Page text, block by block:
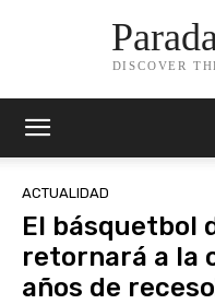
DISCOVER
ACTUALIDAD
El básquetbol
retornará a la
años de